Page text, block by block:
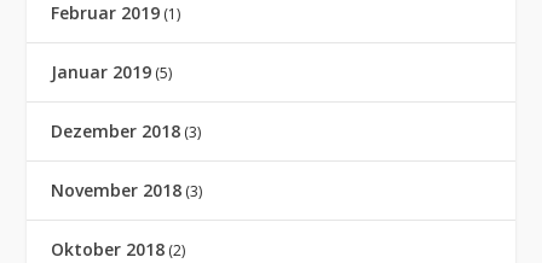
Februar 2019 (1)
Januar 2019 (5)
Dezember 2018 (3)
November 2018 (3)
Oktober 2018 (2)